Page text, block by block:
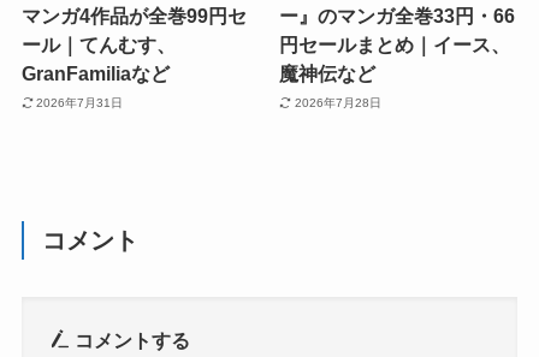
マンガ4作品が全巻99円セ
ール｜てんむす、
GranFamiliaなど
2026年7月31日
ー』のマンガ全巻33円・66
円セールまとめ｜イース、
魔神伝など
2026年7月28日
コメント
コメントする